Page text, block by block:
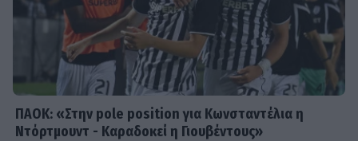
Από Κεφαλονιά... Σαντορίνη! Η φωτό
της Καλομοίρας με την οικογένειά
ΠΑΟΚ: «Στην pole position για Κωνσταντέλια η
Ντόρτμουντ - Καραδοκεί η Γιουβέντους»